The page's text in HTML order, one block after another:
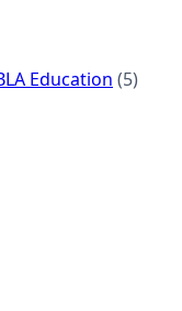
Education (5)